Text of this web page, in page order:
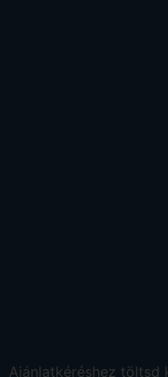
Ajánlatkéréshez töltsd